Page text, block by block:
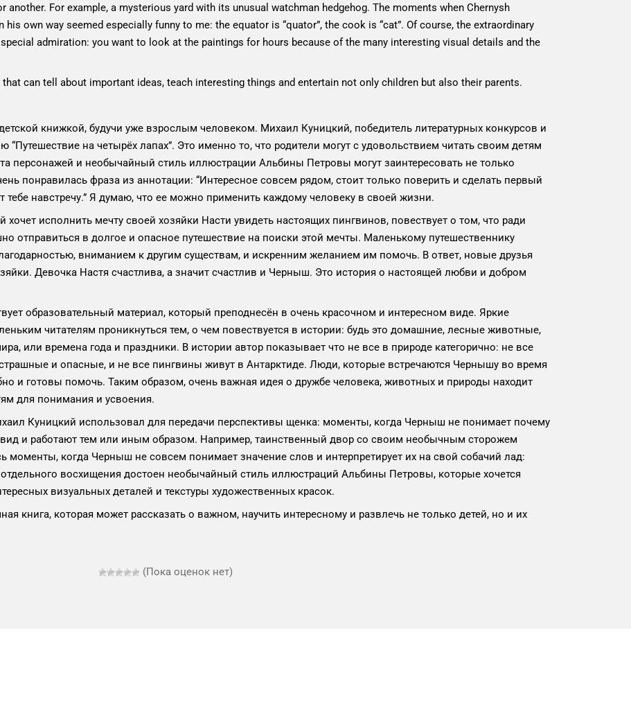
For example, a mysterious yard with its unusual watchman hedgehog. The moments when Chernysh
own way seemed especially funny to me: the equator is “quator”, the cook is “cat”. Of course, the extraordinary
admiration: you want to look at the paintings for hours because of the many interesting visual details and the
that can tell about important ideas, teach interesting things and entertain not only children but also their parents.
книжкой, будучи уже взрослым человеком. Михаил Куницкий, победитель литературных конкурсов и
“Путешествие на четырёх лапах”. Это именно то, что родители могут с удовольствием читать своим детям
персонажей и необычайный стиль иллюстрации Альбины Петровы могут заинтересовать не только
понравилась фраза из аннотации: “Интересное совсем рядом, стоит только поверить и сделать первый
навстречу.” Я думаю, что ее можно применить каждому человеку в своей жизни.
исполнить мечту своей хозяйки Насти увидеть настоящих пингвинов, повествует о том, что ради
отправиться в долгое и опасное путешествие на поиски этой мечты. Маленькому путешественнику
вниманием к другим существам, и искренним желанием им помочь. В ответ, новые друзья
Девочка Настя счастлива, а значит счастлив и Черныш. Это история о настоящей любви и добром
образовательный материал, который преподнесён в очень красочном и интересном виде. Яркие
читателям проникнуться тем, о чем повествуется в истории: будь это домашние, лесные животные,
или времена года и праздники. В истории автор показывает что не все в природе категорично: не все
и опасные, и не все пингвины живут в Антарктиде. Люди, которые встречаются Чернышу во время
и готовы помочь. Таким образом, очень важная идея о дружбе человека, животных и природы находит
для понимания и усвоения.
Куницкий использовал для передачи перспективы щенка: моменты, когда Черныш не понимает почему
и работают тем или иным образом. Например, таинственный двор со своим необычным сторожем
когда Черныш не совсем понимает значение слов и интерпретирует их на свой собачий лад:
отдельного восхищения достоен необычайный стиль иллюстраций Альбины Петровы, которые хочется
визуальных деталей и текстуры художественных красок.
книга, которая может рассказать о важном, научить интересному и развлечь не только детей, но и их
(Пока оценок нет)